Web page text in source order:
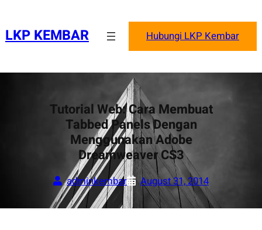
content
LKP KEMBAR Hubungi LKP Kembar
Tutorial Web: Cara Membuat
Tabbed Panels Dengan
Menggunakan Adobe
Dreamweaver CS3
adminkembar August 31, 2014